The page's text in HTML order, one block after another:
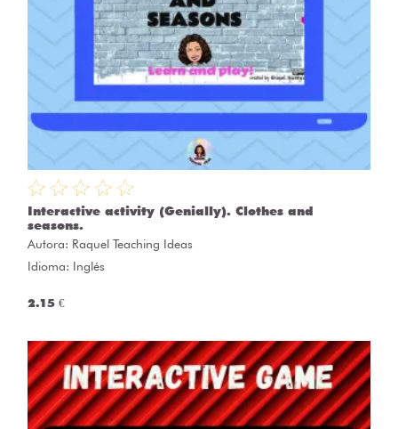
Interactive activity (Genially). Clothes and
seasons.
Autora: Raquel Teaching Ideas
Idioma: Inglés
2.15 €